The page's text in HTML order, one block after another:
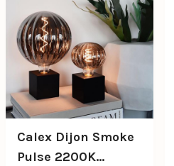
Calex Dijon Smoke
Pulse 2200K